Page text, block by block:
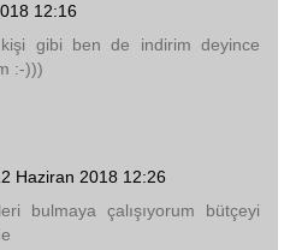
12:16
gibi ben de indirim deyince
:-)))
Haziran 2018 12:26
bulmaya çalışıyorum bütçeyi